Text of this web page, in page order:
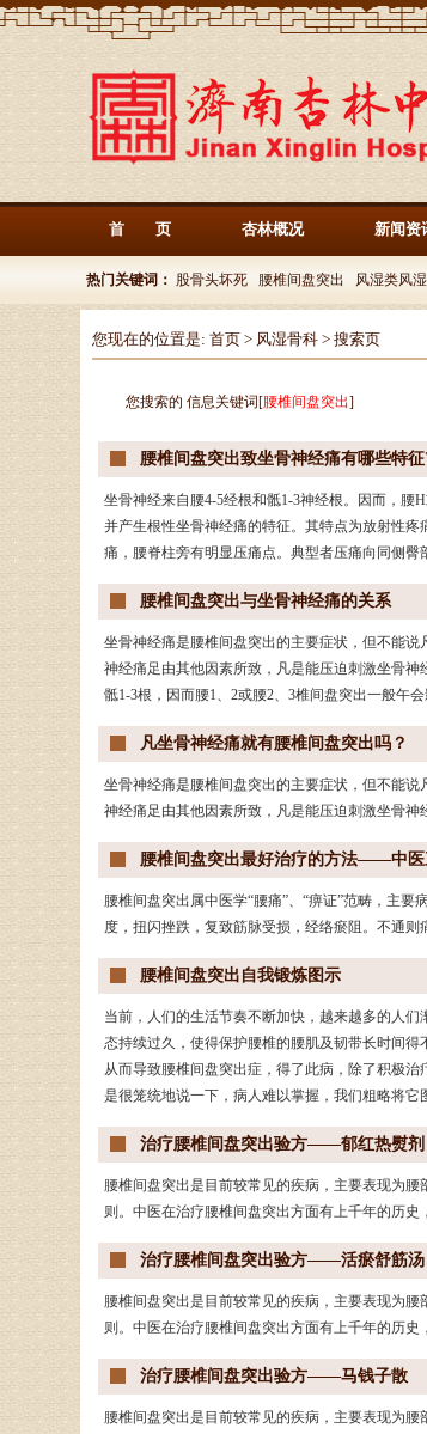
首 页 杏林概况 新闻资
热门关键词： 股骨头坏死 腰椎间盘突出 风湿类风湿
您现在的位置是: 首页 > 风湿骨科 > 搜索页
您搜索的 信息关键词[腰椎间盘突出]
腰椎间盘突出致坐骨神经痛有哪些特征
坐骨神经来自腰4-5经根和骶1-3神经根。因而，腰
并产生根性坐骨神经痛的特征。其特点为放射性
痛，腰脊柱旁有明显压痛点。典型者压痛向同侧臀
腰椎间盘突出与坐骨神经痛的关系
坐骨神经痛是腰椎间盘突出的主要症状，但不能
神经痛足由其他因素所致，凡是能压迫刺激坐骨
骶1-3根，因而腰1、2或腰2、3椎间盘突出一般午会
凡坐骨神经痛就有腰椎间盘突出吗？
坐骨神经痛是腰椎间盘突出的主要症状，但不能
神经痛足由其他因素所致，凡是能压迫刺激坐骨神
腰椎间盘突出最好治疗的方法——中医
腰椎间盘突出属中医学“腰痛”、“痹证”范畴，主
度，扭闪挫跌，复致筋脉受损，经络瘀阻。不通则
腰椎间盘突出自我锻炼图示
当前，人们的生活节奏不断加快，越来越多的人
态持续过久，使得保护腰椎的腰肌及韧带长时间
从而导致腰椎间盘突出症，得了此病，除了积极
是很笼统地说一下，病人难以掌握，我们粗略将它
治疗腰椎间盘突出验方——郁红热熨剂
腰椎间盘突出是目前较常见的疾病，主要表现为
则。中医在治疗腰椎间盘突出方面有上千年的历史
治疗腰椎间盘突出验方——活瘀舒筋汤
腰椎间盘突出是目前较常见的疾病，主要表现为
则。中医在治疗腰椎间盘突出方面有上千年的历史
治疗腰椎间盘突出验方——马钱子散
腰椎间盘突出是目前较常见的疾病，主要表现为